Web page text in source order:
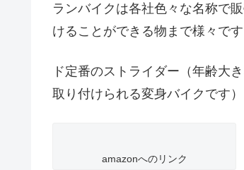
ランバイクは各社色々な名称で
けることができる物まで様々で
ド定番のストライダー（年齢大
取り付けられる変身バイクです）
amazonへのリンク